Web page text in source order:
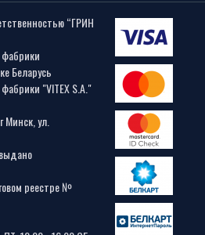
“ГРИН
Беларусь
"VITEX S.A."
Минск, ул.
реестре №